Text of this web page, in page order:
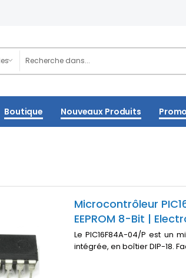
Boutique Nouveaux Produits
Microcontrôleur
EEPROM 8-Bit |
Le PIC16F84A-04/P est un
intégrée, en boîtier DIP-18.